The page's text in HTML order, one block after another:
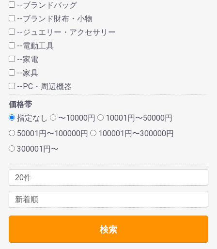
--ブランドバッグ
--ブランド財布・小物
--ジュエリー・アクセサリー
--電動工具
--家電
--家具
--PC・周辺機器
価格帯
指定なし
〜10000円
10001円〜50000円
50001円〜100000円
100001円〜300000円
300001円〜
検索